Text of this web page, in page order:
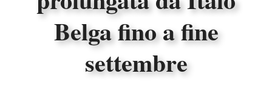
Belga fino a fine
settembre